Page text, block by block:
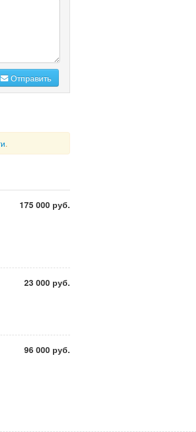
Отправить
.
175 000 руб.
23 000 руб.
96 000 руб.